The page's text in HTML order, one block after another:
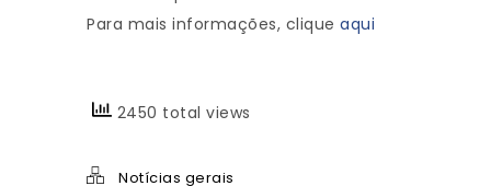
Para mais informações, clique aqui
2450 total views
Notícias gerais